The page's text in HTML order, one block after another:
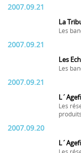
2007.09.21
La
Les
2007.09.21
Les
Les
2007.09.21
L´Agefi
Les
2007.09.20